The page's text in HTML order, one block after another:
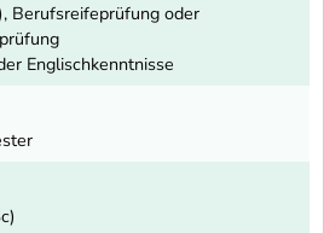
Berufsreifeprüfung oder
Englischkenntnisse